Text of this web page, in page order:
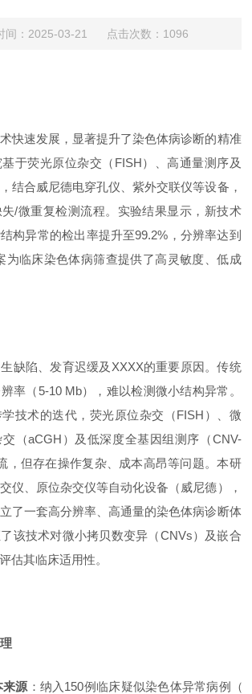
间：2025-03-21 点击次数：1096
快速发展，显著提升了染色体病诊断的精准
于荧光原位杂交（ FISH）、高通量测序及
结合威尼德电穿孔仪、紫外交联仪等设备，
/微重复检测流程。实验结果显示，新技术
构异常的检出率提升至99.2%，分辨率达到
为临床染色体病筛查提供了高灵敏度、低成
缺陷、发育迟缓及XXXX的重要原因。传统
率（ 5-10 Mb），难以检测微小结构异常。
技术的迭代，荧光原位杂交（FISH）、微
（aCGH）及低深度全基因组测序（CNV-
，但存在操作复杂、成本高昂等问题。本研
仪、原位杂交仪等自动化设备（威尼德），
了一套高分辨率、高通量的染色体病诊断体
该技术对微小拷贝数变异（CNVs）及嵌合
估其临床适用性。
来源 ：纳入 150例临床疑似染色体异常病例（